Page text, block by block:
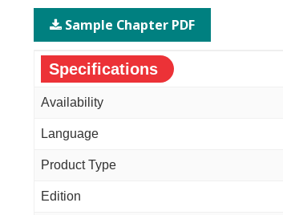
Sample Chapter PDF
Specifications
Availability
Language
Product Type
Edition